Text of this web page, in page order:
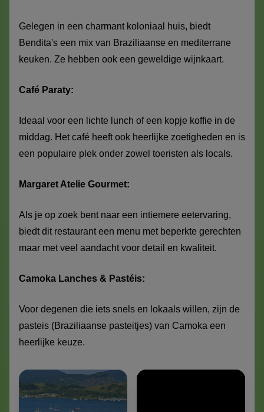
Gelegen in een charmant koloniaal huis, biedt
Bendita's een mix van Braziliaanse en mediterrane
keuken. Ze hebben ook een geweldige wijnkaart.
Café Paraty:
Ideaal voor een lichte lunch of een kopje koffie in de
middag. Het café heeft ook heerlijke zoetigheden en is
een populaire plek onder zowel toeristen als locals.
Margaret Atelie Gourmet:
Als je op zoek bent naar een intiemere eetervaring,
biedt dit restaurant een menu met beperkte gerechten
maar met veel aandacht voor detail en kwaliteit.
Camoka Lanches & Pastéis:
Voor degenen die iets snels en lokaals willen, zijn de
pasteis (Braziliaanse pasteitjes) van Camoka een
heerlijke keuze.